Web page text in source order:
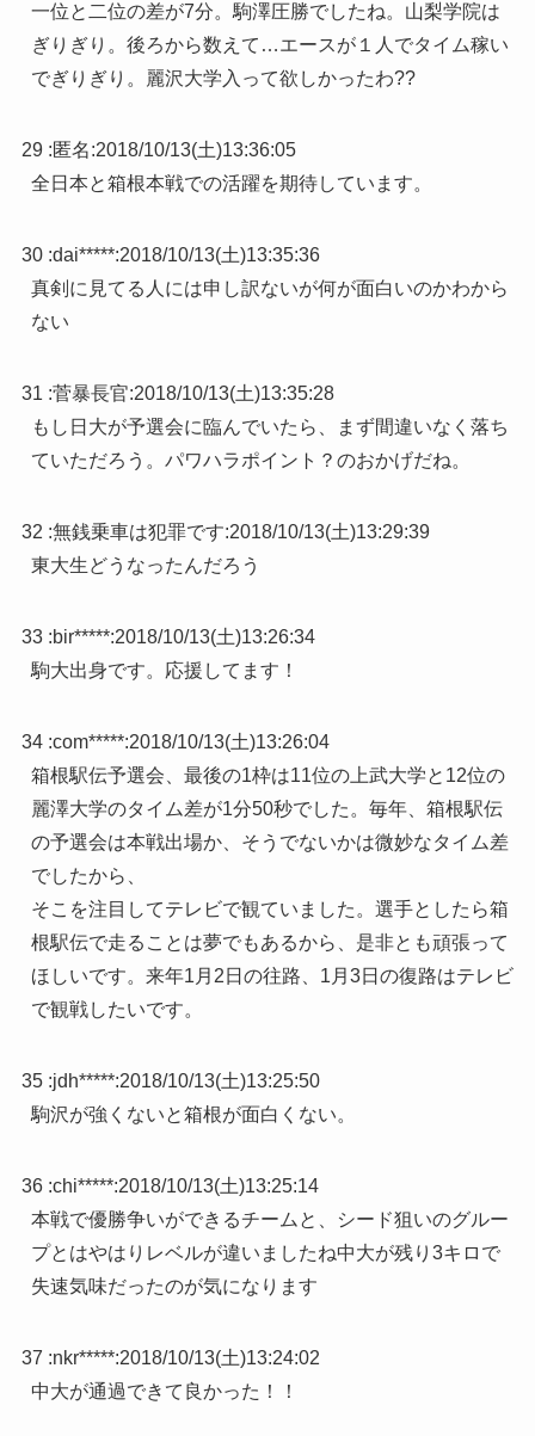
一位と二位の差が7分。駒澤圧勝でしたね。山梨学院は
ぎりぎり。後ろから数えて…エースが１人でタイム稼い
でぎりぎり。麗沢大学入って欲しかったわ??
29 :匿名:2018/10/13(土)13:36:05
全日本と箱根本戦での活躍を期待しています。
30 :dai*****:2018/10/13(土)13:35:36
真剣に見てる人には申し訳ないが何が面白いのかわから
ない
31 :菅暴長官:2018/10/13(土)13:35:28
もし日大が予選会に臨んでいたら、まず間違いなく落ち
ていただろう。パワハラポイント？のおかげだね。
32 :無銭乗車は犯罪です:2018/10/13(土)13:29:39
東大生どうなったんだろう
33 :bir*****:2018/10/13(土)13:26:34
駒大出身です。応援してます！
34 :com*****:2018/10/13(土)13:26:04
箱根駅伝予選会、最後の1枠は11位の上武大学と12位の
麗澤大学のタイム差が1分50秒でした。毎年、箱根駅伝
の予選会は本戦出場か、そうでないかは微妙なタイム差
でしたから、
そこを注目してテレビで観ていました。選手としたら箱
根駅伝で走ることは夢でもあるから、是非とも頑張って
ほしいです。来年1月2日の往路、1月3日の復路はテレビ
で観戦したいです。
35 :jdh*****:2018/10/13(土)13:25:50
駒沢が強くないと箱根が面白くない。
36 :chi*****:2018/10/13(土)13:25:14
本戦で優勝争いができるチームと、シード狙いのグルー
プとはやはりレベルが違いましたね中大が残り3キロで
失速気味だったのが気になります
37 :nkr*****:2018/10/13(土)13:24:02
中大が通過できて良かった！！